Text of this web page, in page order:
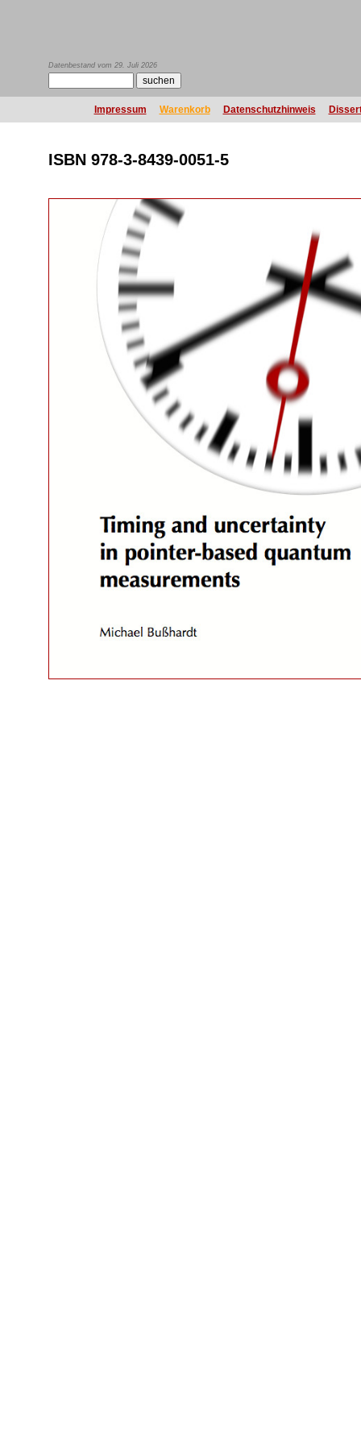
Datenbestand vom 29. Juli 2026
Impressum Warenkorb Datenschutzhinweis
ISBN 978-3-8439-0051-5